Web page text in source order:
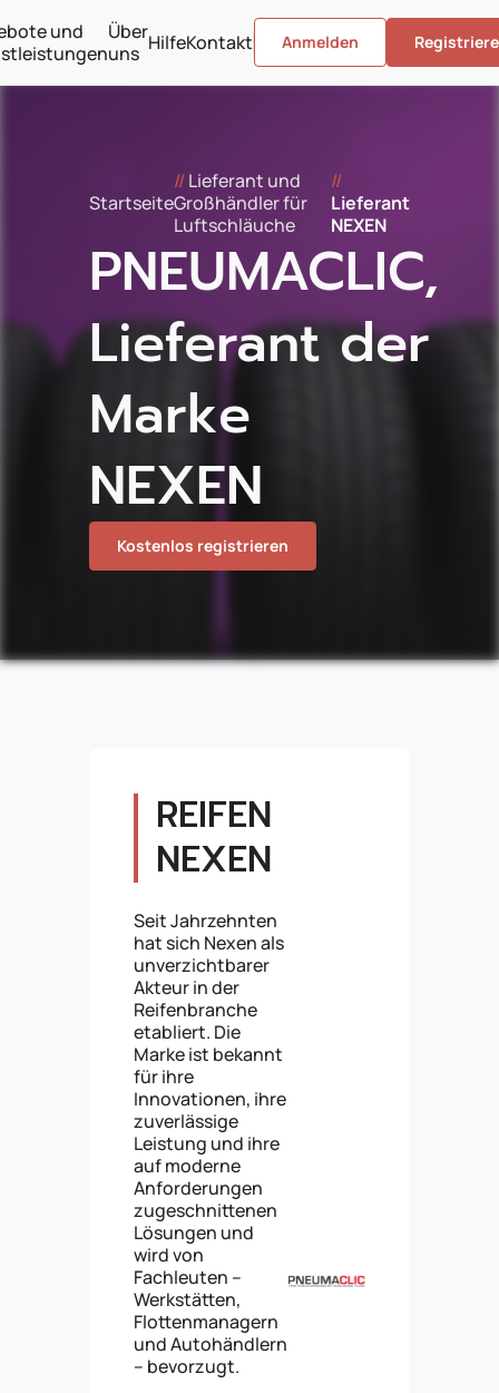
und
Über
uns HilfeKontakt Anmelden
Startseite
// Lieferant und
Großhändler für
Luftschläuche
//
Lieferant
NEXEN
PNEUMACLIC,
Lieferant der
Marke
NEXEN
Kostenlos registrieren
REIFEN
NEXEN
Seit Jahrzehnten
hat sich Nexen als
unverzichtbarer
Akteur in der
Reifenbranche
etabliert. Die
Marke ist bekannt
für ihre
Innovationen, ihre
zuverlässige
Leistung und ihre
auf moderne
Anforderungen
zugeschnittenen
Lösungen und
wird von
Fachleuten –
Werkstätten,
Flottenmanagern
und Autohändlern
– bevorzugt.